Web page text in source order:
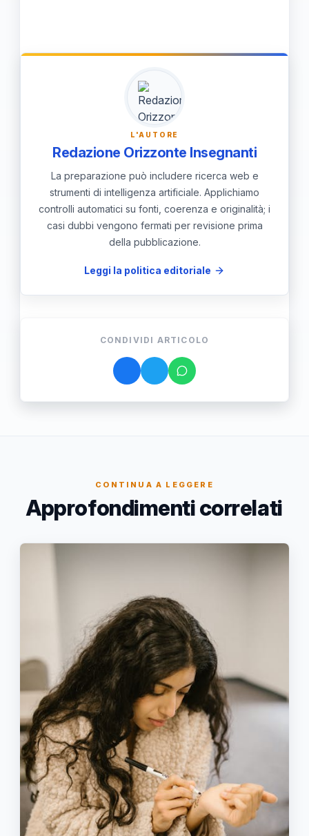
registrando le tue attività di studio
quotidiane. Rivedere regolarmente i
traguardi raggiunti e regolando le tecniche
in base ai feedback ti permetterà di
migliorare costantemente.
L'AUTORE
Redazione Orizzonte Insegnanti
La preparazione può includere ricerca web e
strumenti di intelligenza artificiale. Applichiamo
controlli automatici su fonti, coerenza e originalità; i
casi dubbi vengono fermati per revisione prima
della pubblicazione.
Leggi la politica editoriale
CONDIVIDI ARTICOLO
CONTINUA A LEGGERE
Approfondimenti correlati